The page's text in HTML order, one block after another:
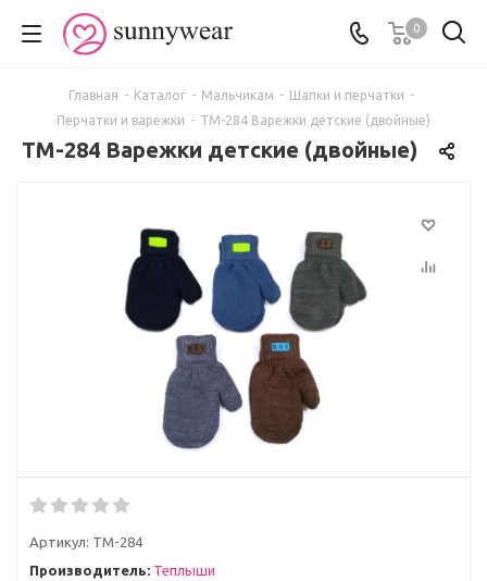
0
Главная - Каталог - Мальчикам - Шапки и перчатки -
Перчатки и варежки - ТМ-284 Варежки детские (двойные)
ТМ-284 Варежки детские (двойные)
Артикул: ТМ-284
Производитель: Теплыши